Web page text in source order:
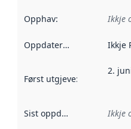
Opphav: Ikkje
Oppdateringsfrekvens :
Ikkje
Først utgjeve: Denne
2.
Sist oppdatert Ikkje